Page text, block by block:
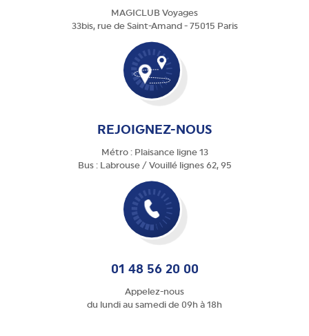
MAGICLUB Voyages
33bis, rue de Saint-Amand - 75015 Paris
REJOIGNEZ-NOUS
Métro : Plaisance ligne 13
Bus : Labrouse / Vouillé lignes 62, 95
01 48 56 20 00
Appelez-nous
du lundi au samedi de 09h à 18h